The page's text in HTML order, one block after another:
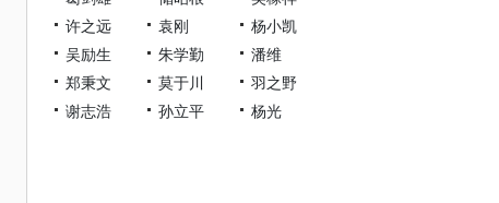
许之远
袁刚
杨小凯
吴励生
朱学勤
潘维
郑秉文
莫于川
羽之野
谢志浩
孙立平 杨光